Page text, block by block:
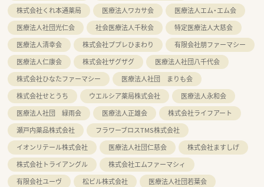
株式会社くれ本通薬局
医療法人ワカサ会
医療法人エム・エム会
医療法人社団光仁会
社会医療法人千秋会
特定医療法人大慈会
医療法人清幸会
株式会社ププレひまわり
有限会社朋ファーマシー
医療法人仁康会
株式会社ザグザグ
医療法人社団八千代会
株式会社ひなたファーマシー
医療法人社団 まりも会
株式会社せとうち
ウエルシア薬局株式会社
医療法人永和会
医療法人社団 緑雨会
医療法人正雄会
株式会社ライフアート
瀬戸内薬品株式会社
フラワーブロスTMS株式会社
イオンリテール株式会社
医療法人社団仁慈会
株式会社ますしげ
株式会社トライアングル
株式会社エムファーマシィ
有限会社ユーヴ
松ビル株式会社
医療法人社団若葉会